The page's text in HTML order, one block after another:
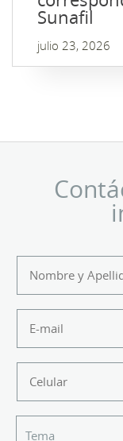
Sunafil
julio 23, 2026